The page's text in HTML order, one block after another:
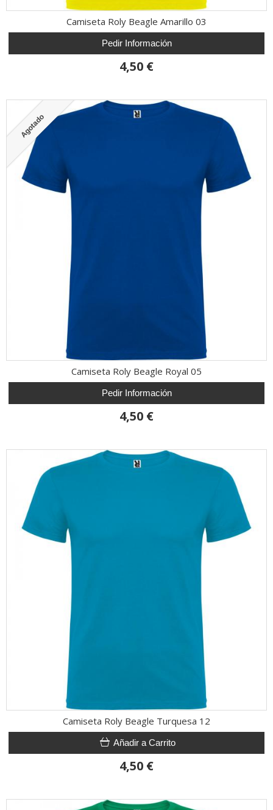
Camiseta Roly Beagle Amarillo 03
Pedir Información
4,50 €
Agotado
Camiseta Roly Beagle Royal 05
Pedir Información
4,50 €
Camiseta Roly Beagle Turquesa 12
Añadir a Carrito
4,50 €